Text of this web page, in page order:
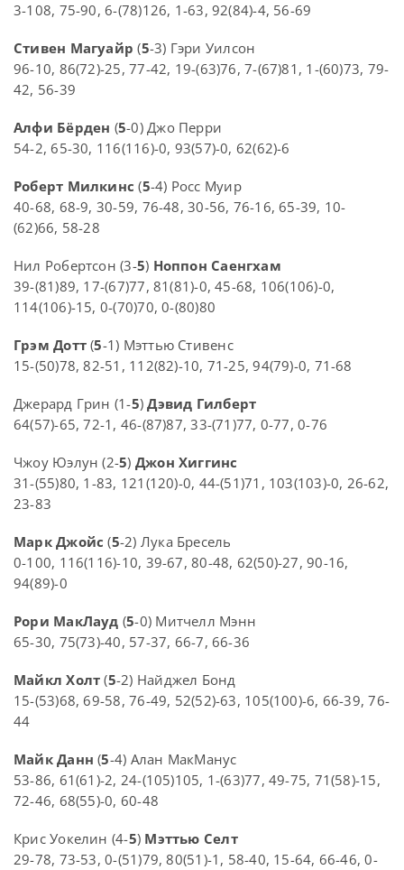
3-108, 75-90, 6-(78)126, 1-63, 92(84)-4, 56-69
Стивен Магуайр (5-3) Гэри Уилсон
96-10, 86(72)-25, 77-42, 19-(63)76, 7-(67)81, 1-(60)73, 79-
42, 56-39
Алфи Бёрден (5-0) Джо Перри
54-2, 65-30, 116(116)-0, 93(57)-0, 62(62)-6
Роберт Милкинс (5-4) Росс Муир
40-68, 68-9, 30-59, 76-48, 30-56, 76-16, 65-39, 10-
(62)66, 58-28
Нил Робертсон (3-5) Ноппон Саенгхам
39-(81)89, 17-(67)77, 81(81)-0, 45-68, 106(106)-0,
114(106)-15, 0-(70)70, 0-(80)80
Грэм Дотт (5-1) Мэттью Стивенс
15-(50)78, 82-51, 112(82)-10, 71-25, 94(79)-0, 71-68
Джерард Грин (1-5)Дэвид Гилберт
64(57)-65, 72-1, 46-(87)87, 33-(71)77, 0-77, 0-76
Чжоу Юэлун (2-5) Джон Хиггинс
31-(55)80, 1-83, 121(120)-0, 44-(51)71, 103(103)-0, 26-62,
23-83
Марк Джойс (5-2) Лука Бресель
0-100, 116(116)-10, 39-67, 80-48, 62(50)-27, 90-16,
94(89)-0
Рори МакЛауд (5-0) Митчелл Мэнн
65-30, 75(73)-40, 57-37, 66-7, 66-36
Майкл Холт (5-2) Найджел Бонд
15-(53)68, 69-58, 76-49, 52(52)-63, 105(100)-6, 66-39, 76-
44
Майк Данн (5-4) Алан МакМанус
53-86, 61(61)-2, 24-(105)105, 1-(63)77, 49-75, 71(58)-15,
72-46, 68(55)-0, 60-48
Крис Уокелин (4-5) Мэттью Селт
29-78, 73-53, 0-(51)79, 80(51)-1, 58-40, 15-64, 66-46, 0-